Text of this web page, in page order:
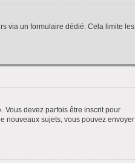
via un formulaire dédié. Cela limite les
Vous devez parfois être inscrit pour
nouveaux sujets, vous pouvez envoyer